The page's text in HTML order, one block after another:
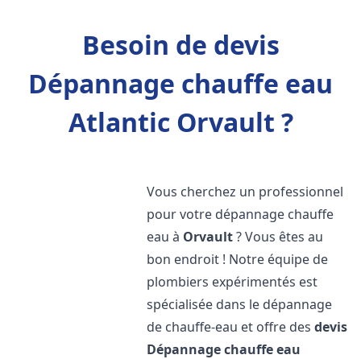
Besoin de devis
Dépannage chauffe eau
Atlantic Orvault ?
Vous cherchez un professionnel
pour votre dépannage chauffe
eau à Orvault? Vous êtes au
bon endroit ! Notre équipe de
plombiers expérimentés est
spécialisée dans le dépannage
de chauffe-eau et offre desdevis
Dépannage chauffe eau